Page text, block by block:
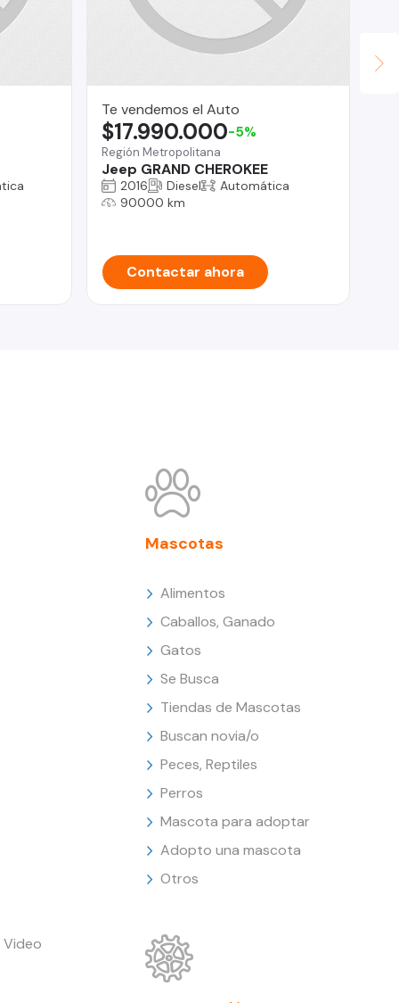
Te vendemos el Auto
Región Metropolitana
Jeep GRAND CHEROKEE
$17.990.000-5%
2016 Diesel
Automática
90000 km
Contactar ahora
Mascotas
Alimentos
Caballos, Ganado
Gatos
Se Busca
Tiendas de Mascotas
Buscan novia/o
Peces, Reptiles
Perros
Mascota para adoptar
Adopto una mascota
Otros